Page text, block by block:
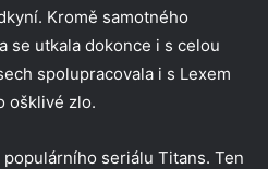
Kromě samotného
se utkala dokonce i s celou
spolupracovala i s Lexem
ošklivé zlo.
seriálu Titans. Ten